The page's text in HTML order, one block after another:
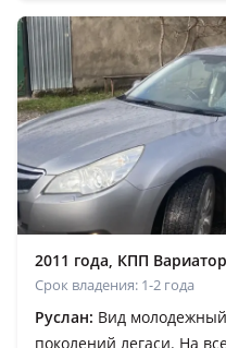
всем рекомендую,
Элегантность, стиль,
комфорт, безопасность,
надежность всё
покататься. Если
задумываяс Ь куплю.
2011 года, КПП
Срок владения: 1-2 года
Руслан: Вид
поколений легаси. На